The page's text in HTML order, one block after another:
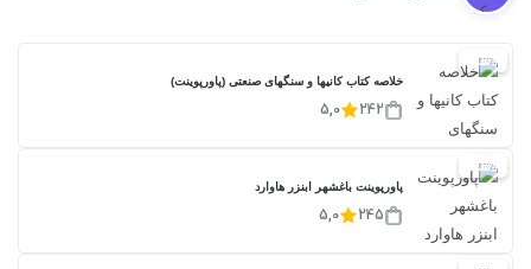
20%
خلاصه کتاب کانیها و سنگهای صنعتی (پاورپوینت)
242
5,0
20%
پاورپوینت باغشهر ابنزر هاوارد
245
5,0